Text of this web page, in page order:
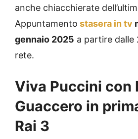
anche chiacchierate
Appuntamento stasera in tv
gennaio 2025 a partire dalle
rete.
Viva Puccini con
Guaccero in
Rai 3